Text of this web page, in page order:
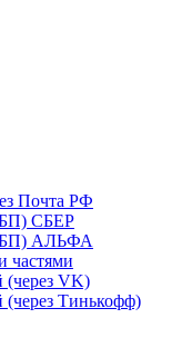
Почта РФ
СБЕР
АЛЬФА
частями
(через VK)
(через Тинькофф)